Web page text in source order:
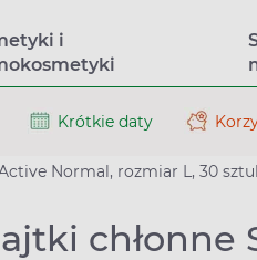
i
Krótkie daty
Normal, rozmiar L, 30
chłonne